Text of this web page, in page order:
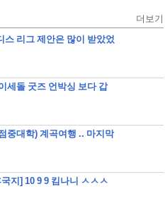
더보기
스 리그 제안은 많이 받았었
세돌 굿즈 언박싱 보다 갑
중대학) 계곡여행 .. 마지막
지] 10 9 9 킴나니 ㅅㅅㅅ